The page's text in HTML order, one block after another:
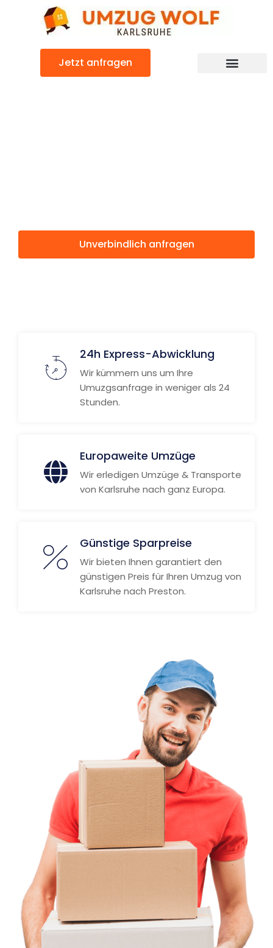
Jetzt anfragen
Unverbindlich anfragen
24h Express-Abwicklung
Wir kümmern uns um Ihre
Umuzgsanfrage in weniger als 24
Stunden.
Europaweite Umzüge
Wir erledigen Umzüge & Transporte
von Karlsruhe nach ganz Europa.
Günstige Sparpreise
Wir bieten Ihnen garantiert den
günstigen Preis für Ihren Umzug von
Karlsruhe nach Preston.